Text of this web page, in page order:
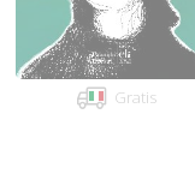
Gratis